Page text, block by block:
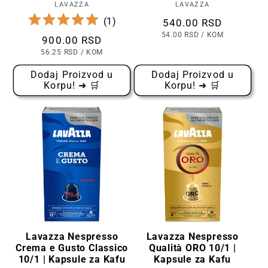
Prodavac:
LAVAZZA
(1)
Cena
900.00 RSD
CENA
KOMADU
56.25 RSD / PO
KOM
Dodaj Proizvod u
Korpu! ➜ 🛒
Prodavac:
LAVAZZA
Cena
540.00 RSD
CENA
54.00 RSD / PO
KOM
Dodaj Proizvod u
Korpu! ➜ 🛒
Lavazza Nespresso
Crema e Gusto Classico
10/1 | Kapsule za Kafu
Lavazza Nespresso
Qualità ORO 10/1 |
Kapsule za Kafu